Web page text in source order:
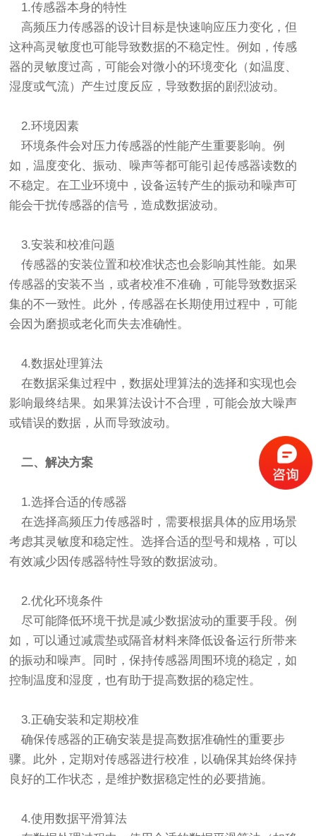
1.传感器本身的特性
高频压力传感器的设计目标是快速响应压力变化，但
这种高灵敏度也可能导致数据的不稳定性。例如，传感
器的灵敏度过高，可能会对微小的环境变化（如温度、
湿度或气流）产生过度反应，导致数据的剧烈波动。
2.环境因素
环境条件会对压力传感器的性能产生重要影响。例
如，温度变化、振动、噪声等都可能引起传感器读数的
不稳定。在工业环境中，设备运转产生的振动和噪声可
能会干扰传感器的信号，造成数据波动。
3.安装和校准问题
传感器的安装位置和校准状态也会影响其性能。如果
传感器的安装不当，或者校准不准确，可能导致数据采
集的不一致性。此外，传感器在长期使用过程中，可能
会因为磨损或老化而失去准确性。
4.数据处理算法
在数据采集过程中，数据处理算法的选择和实现也会
影响最终结果。如果算法设计不合理，可能会放大噪声
或错误的数据，从而导致波动。
二、解决方案
1.选择合适的传感器
在选择高频压力传感器时，需要根据具体的应用场景
考虑其灵敏度和稳定性。选择合适的型号和规格，可以
有效减少因传感器特性导致的数据波动。
2.优化环境条件
尽可能降低环境干扰是减少数据波动的重要手段。例
如，可以通过减震垫或隔音材料来降低设备运行所带来
的振动和噪声。同时，保持传感器周围环境的稳定，如
控制温度和湿度，也有助于提高数据的稳定性。
3.正确安装和定期校准
确保传感器的正确安装是提高数据准确性的重要步
骤。此外，定期对传感器进行校准，以确保其始终保持
良好的工作状态，是维护数据稳定性的必要措施。
4.使用数据平滑算法